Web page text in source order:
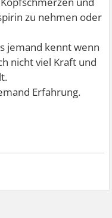
zu nehmen oder
jemand kennt wenn
nicht viel Kraft und
Erfahrung.